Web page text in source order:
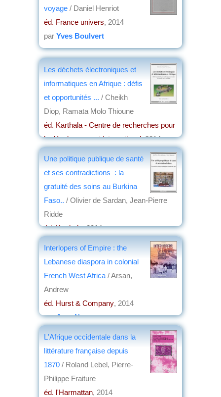
voyage / Daniel Henriot
éd. France univers, 2014
par Yves Boulvert
Les déchets électroniques et
informatiques en Afrique : défis
et opportunités ... / Cheikh
Diop, Ramata Molo Thioune
éd. Karthala - Centre de recherches pour
le développement international, 2014
Une politique publique de santé
et ses contradictions : la
gratuité des soins au Burkina
Faso.. / Olivier de Sardan, Jean-Pierre
Ridde
éd. Karthala, 2014
Interlopers of Empire : the
Lebanese diaspora in colonial
French West Africa / Arsan,
Andrew
éd. Hurst & Company, 2014
parJean Nemo
L'Afrique occidentale dans la
littérature française depuis
1870 / Roland Lebel, Pierre-
Philippe Fraiture
éd. l'Harmattan, 2014